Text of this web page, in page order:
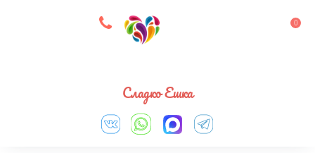
8 927 083 33 05 0
Сладко Ешка